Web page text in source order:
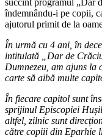
îndemnându-i pe copii,
ajutorul primit de la
În urmă cu 4 ani, în
intitulată „Dar de
Dumnezeu, am ajuns la
carte să aibă multe
În fiecare capitol sunt
sprijinul Episcopiei
altfel, zilnic sunt
către copiii din Eparhie